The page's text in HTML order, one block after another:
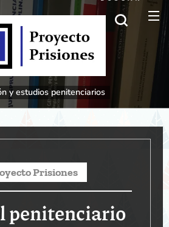
y estudios penitenciarios
Prisiones
penitenciario